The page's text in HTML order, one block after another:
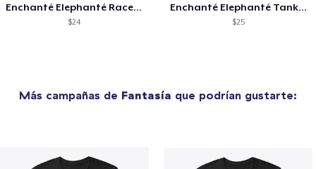
Enchanté Elephanté Racerback Tanktop
$24
Enchanté Elephanté Tanktop
$25
Más campañas de Fantasía que podrían gustarte: